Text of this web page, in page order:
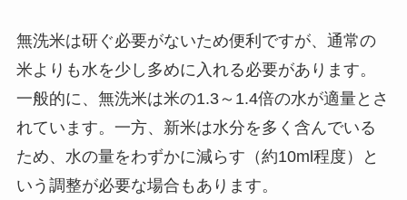
無洗米は研ぐ必要がないため便利ですが、通常の
米よりも水を少し多めに入れる必要があります。
一般的に、無洗米は米の1.3～1.4倍の水が適量とさ
れています。一方、新米は水分を多く含んでいる
ため、水の量をわずかに減らす（約10ml程度）と
いう調整が必要な場合もあります。